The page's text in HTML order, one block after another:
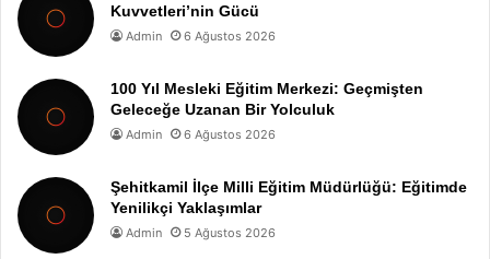
Kuvvetleri’nin Gücü
Admin 6 Ağustos 2026
100 Yıl Mesleki Eğitim Merkezi: Geçmişten
Geleceğe Uzanan Bir Yolculuk
Admin 6 Ağustos 2026
Şehitkamil İlçe Milli Eğitim Müdürlüğü: Eğitimde
Yenilikçi Yaklaşımlar
Admin 5 Ağustos 2026